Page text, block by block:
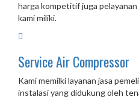
harga kompetitif juga
kami miliki.
Service Air Compressor
Kami memilki layanan jasa
instalasi yang didukung oleh